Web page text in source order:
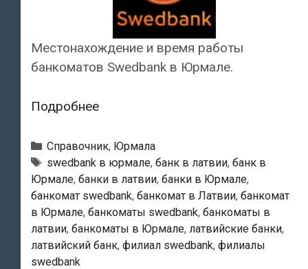
Местонахождение и время работы
банкоматов Swedbank в Юрмале.
ПодробнееSwedbank
Банкоматы
в
Юрмале
Рубрики
Справочник, Юрмала
Тэги
swedbank в юрмале, банк в латвии, банк в
Юрмале, банки в латвии, банки в Юрмале,
банкомат swedbank, банкомат в Латвии, банкомат
в Юрмале, банкоматы swedbank, банкоматы в
латвии, банкоматы в Юрмале, латвийские банки,
латвийский банк, филиал swedbank, филиалы
swedbank